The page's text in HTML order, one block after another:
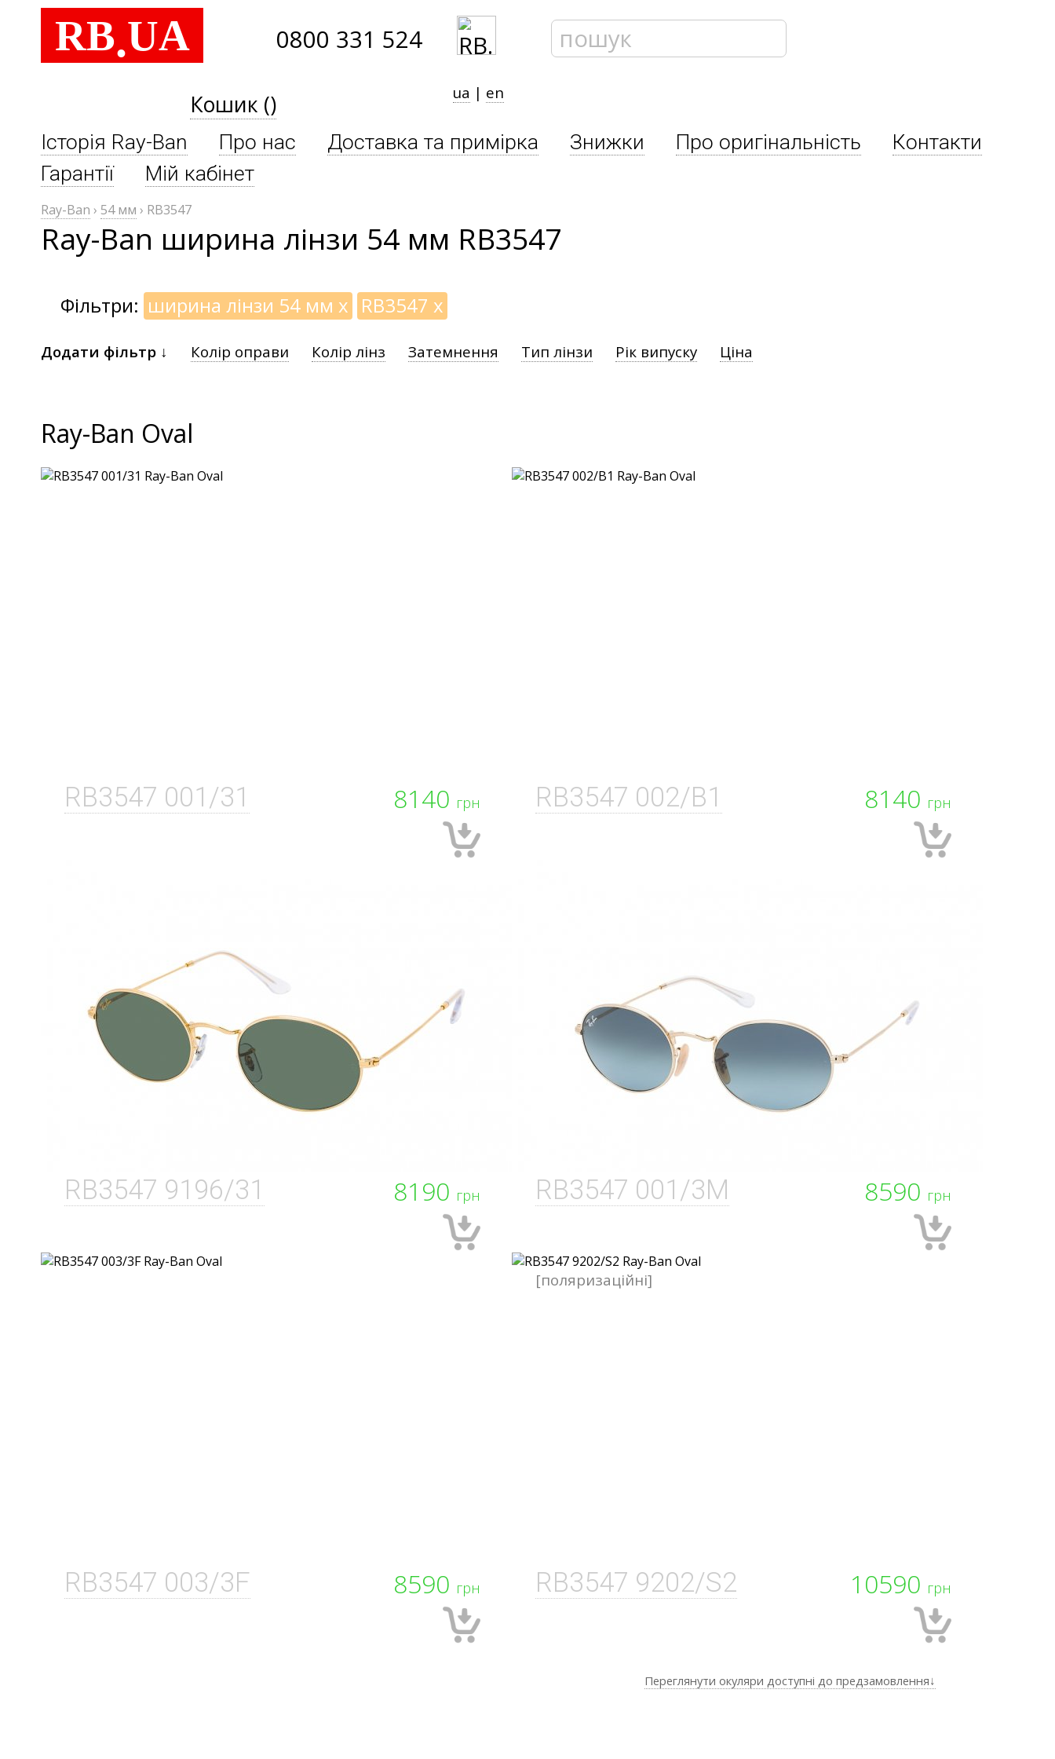
RB.UA 0800 331 524
Кошик () ua | en
Історія Ray-Ban Про нас Доставка та примірка Знижки Про оригінальність
Контакти
Гарантії
Мій кабінет
Ray-Ban › 54 мм › RB3547
Ray-Ban ширина лінзи 54 мм RB3547
Фільтри: ширина лінзи 54 мм x RB3547 x
Додати фільтр ↓ Колір оправи Колір лінз Затемнення Тип лінзи Рік випуску Ціна
Ray-Ban Oval
8140 грн
RB3547 001/31 8140 грн
RB3547 002/B1
8190 грн
RB3547 9196/31 8590 грн
RB3547 001/3M
8590 грн
RB3547 003/3F 10590 грн
RB3547 9202/S2
[поляризаційні]
Переглянути окуляри доступні до предзамовлення↓